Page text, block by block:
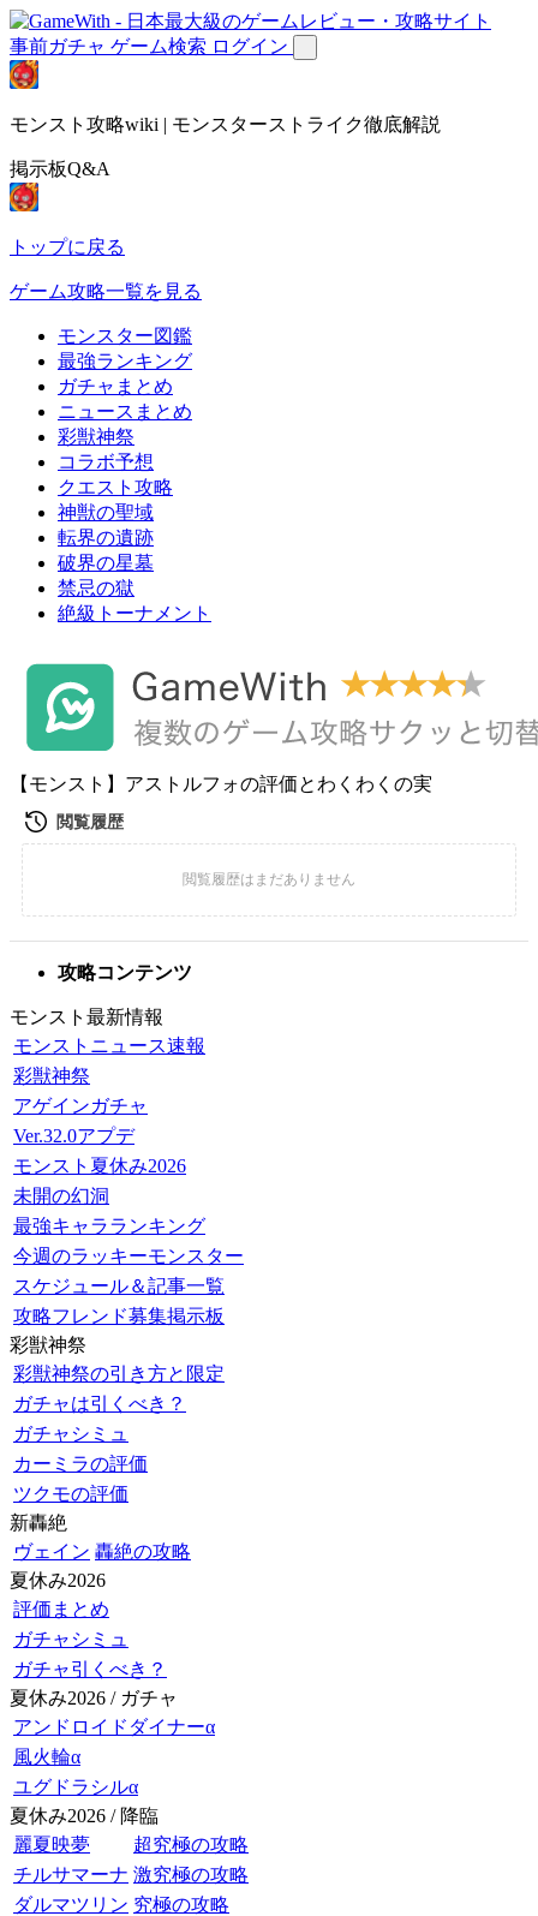
事前ガチャ ゲーム検索 ログイン
モンスト攻略wiki | モンスターストライク徹底解説
掲示板Q&A
トップに戻る
ゲーム攻略一覧を見る
モンスター図鑑
最強ランキング
ガチャまとめ
ニュースまとめ
彩獣神祭
コラボ予想
クエスト攻略
神獣の聖域
転界の遺跡
破界の星墓
禁忌の獄
絶級トーナメント
【モンスト】アストルフォの評価とわくわくの実
攻略コンテンツ
モンスト最新情報
モンストニュース速報
彩獣神祭
アゲインガチャ
Ver.32.0アプデ
モンスト夏休み2026
未開の幻洞
最強キャラランキング
今週のラッキーモンスター
スケジュール＆記事一覧
攻略フレンド募集掲示板
彩獣神祭
彩獣神祭の引き方と限定
ガチャは引くべき？
ガチャシミュ
カーミラの評価
ツクモの評価
新轟絶
ヴェイン 轟絶の攻略
夏休み2026
評価まとめ
ガチャシミュ
ガチャ引くべき？
夏休み2026 / ガチャ
アンドロイドダイナーα
風火輪α
ユグドラシルα
夏休み2026 / 降臨
麗夏映夢
超究極の攻略
チルサマーナ 激究極の攻略
ダルマツリン 究極の攻略